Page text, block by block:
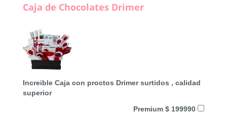
Caja de Chocolates Drimer
Increible Caja con proctos Drimer surtidos , calidad
superior
Premium $ 199990